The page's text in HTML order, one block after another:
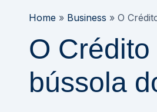
Home » Business » O
O
bússola